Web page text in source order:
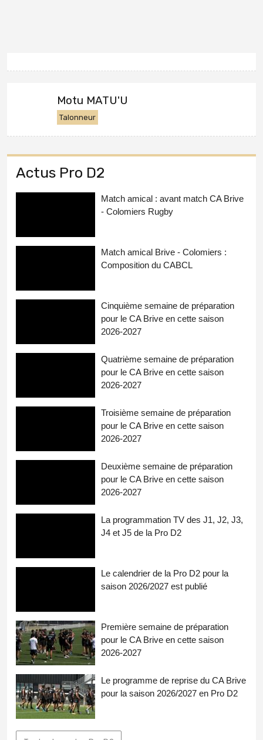
Motu MATU'U
Talonneur
Actus Pro D2
Match amical : avant match CA Brive
- Colomiers Rugby
Match amical Brive - Colomiers :
Composition du CABCL
Cinquième semaine de préparation
pour le CA Brive en cette saison
2026-2027
Quatrième semaine de préparation
pour le CA Brive en cette saison
2026-2027
Troisième semaine de préparation
pour le CA Brive en cette saison
2026-2027
Deuxième semaine de préparation
pour le CA Brive en cette saison
2026-2027
La programmation TV des J1, J2, J3,
J4 et J5 de la Pro D2
Le calendrier de la Pro D2 pour la
saison 2026/2027 est publié
Première semaine de préparation
pour le CA Brive en cette saison
2026-2027
Le programme de reprise du CA Brive
pour la saison 2026/2027 en Pro D2